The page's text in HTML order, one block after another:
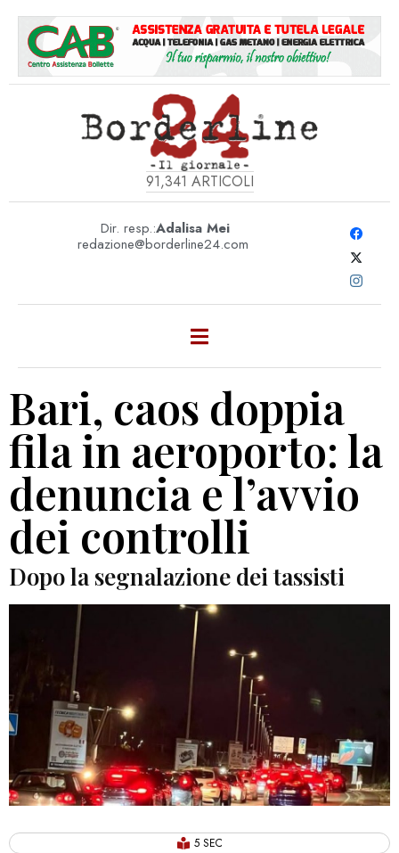
91,341 ARTICOLI
Dir. resp.:Adalisa Mei
redazione@borderline24.com
Bari, caos doppia
fila in aeroporto: la
denuncia e l’avvio
dei controlli
Dopo la segnalazione dei tassisti
5 SEC